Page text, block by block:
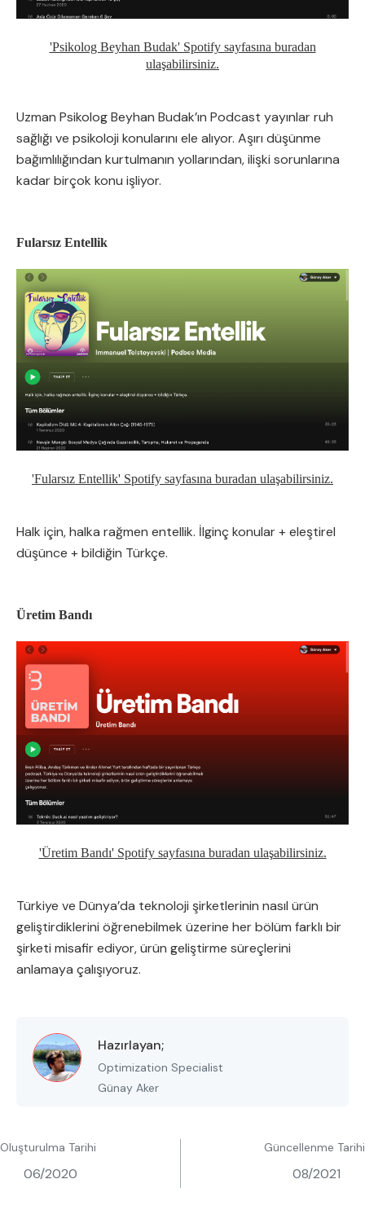
'Psikolog Beyhan Budak' Spotify sayfasına buradan
ulaşabilirsiniz.
Uzman Psikolog Beyhan Budak’ın Podcast yayınlar ruh
sağlığı ve psikoloji konularını ele alıyor. Aşırı düşünme
bağımlılığından kurtulmanın yollarından, ilişki sorunlarına
kadar birçok konu işliyor.
Fularsız Entellik
'Fularsız Entellik' Spotify sayfasına buradan ulaşabilirsiniz.
Halk için, halka rağmen entellik. İlginç konular + eleştirel
düşünce + bildiğin Türkçe.
Üretim Bandı
'Üretim Bandı' Spotify sayfasına buradan ulaşabilirsiniz.
Türkiye ve Dünya’da teknoloji şirketlerinin nasıl ürün
geliştirdiklerini öğrenebilmek üzerine her bölüm farklı bir
şirketi misafir ediyor, ürün geliştirme süreçlerini
anlamaya çalışıyoruz.
Hazırlayan;
Optimization Specialist
Günay Aker
Oluşturulma Tarihi
06/2020
Güncellenme Tarihi
08/2021